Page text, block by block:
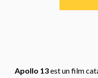
Apollo 13est un film